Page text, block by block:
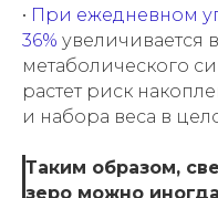
• При ежедневном
36% увеличивается
метаболического
растет риск
и набора веса в
Таким образом,
зеро можно